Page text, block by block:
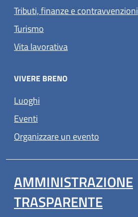
Tributi, finanze e contravvenzioni
Turismo
Vita lavorativa
VIVERE BRENO
Luoghi
Eventi
Organizzare un evento
AMMINISTRAZIONE
TRASPARENTE